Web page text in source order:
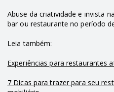
Abuse da criatividade e invista
bar ou restaurante no período
Leia também:
Experiências para restaurantes
7 Dicas para trazer para seu